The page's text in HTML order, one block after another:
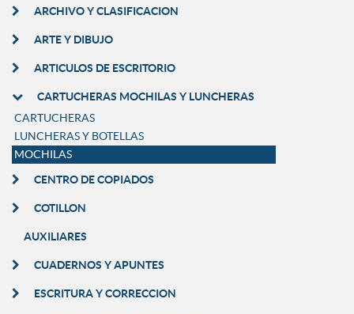
ARCHIVO Y CLASIFICACION
ARTE Y DIBUJO
ARTICULOS DE ESCRITORIO
CARTUCHERAS MOCHILAS Y LUNCHERAS
CARTUCHERAS
LUNCHERAS Y BOTELLAS
MOCHILAS
CENTRO DE COPIADOS
COTILLON
AUXILIARES
CUADERNOS Y APUNTES
ESCRITURA Y CORRECCION